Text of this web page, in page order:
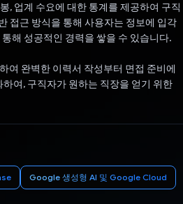
, 업계 수요에 대한 통계를 제공하여 구직
접근 방식을 통해 사용자는 정보에 입각
해 성공적인 경력을 쌓을 수 있습니다.
여 완벽한 이력서 작성부터 면접 준비에
여, 구직자가 원하는 직장을 얻기 위한
Google 생성형 AI 및 Google Cloud